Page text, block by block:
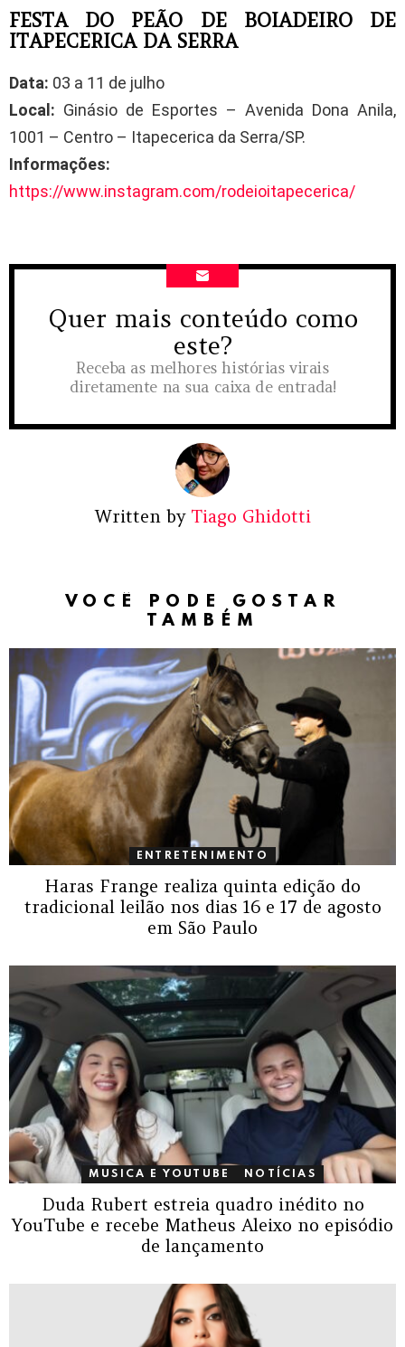
FESTA DO PEÃO DE BOIADEIRO DE
ITAPECERICA DA SERRA
Data: 03 a 11 de julho
Local: Ginásio de Esportes – Avenida Dona Anila,
1001 – Centro – Itapecerica da Serra/SP.
Informações:
https://www.instagram.com/rodeioitapecerica/
NEWSLETTER
Quer mais conteúdo como
este?
Receba as melhores histórias virais
diretamente na sua caixa de entrada!
Written by Tiago Ghidotti
VOCÊ PODE GOSTAR
TAMBÉM
ENTRETENIMENTO
Haras Frange realiza quinta edição do
tradicional leilão nos dias 16 e 17 de agosto
em São Paulo
MUSICA E YOUTUBE NOTÍCIAS
Duda Rubert estreia quadro inédito no
YouTube e recebe Matheus Aleixo no episódio
de lançamento